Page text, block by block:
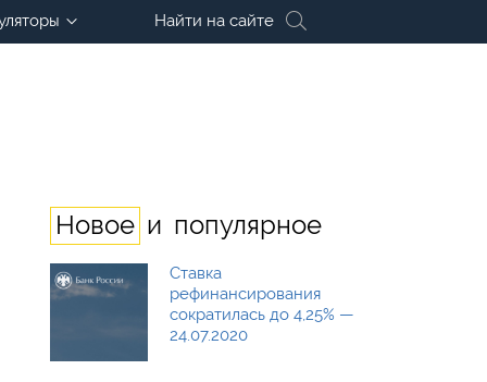
Найти на сайте
Новое и популярное
Ставка
рефинансирования
сократилась до 4,25% —
24.07.2020